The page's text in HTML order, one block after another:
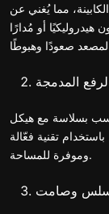
مما يُغني عن
هيدروليكيًا أو مُدارًا
الرفع المدمجة
بسلاسة مع هيكل
تقنية فعّالة
وموفرة للمساحة.
وصامت